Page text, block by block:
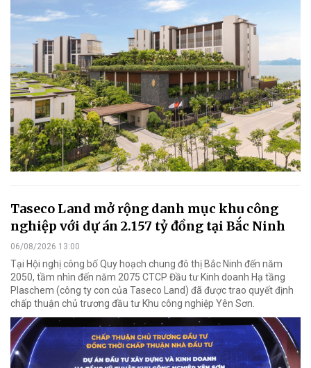
Taseco Land mở rộng danh mục khu công
nghiệp với dự án 2.157 tỷ đồng tại Bắc Ninh
06/08/2026 13:00
Tại Hội nghị công bố Quy hoạch chung đô thị Bắc Ninh đến năm
2050, tầm nhìn đến năm 2075 CTCP Đầu tư Kinh doanh Hạ tầng
Plaschem (công ty con của Taseco Land) đã được trao quyết định
chấp thuận chủ trương đầu tư Khu công nghiệp Yên Sơn.